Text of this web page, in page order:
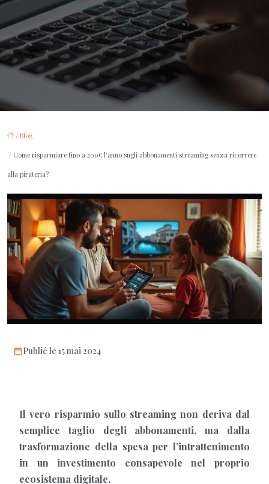
/ Blog
/ Come risparmiare fino a 200€ l’anno sugli abbonamenti streaming senza ricorrere
alla pirateria?
Publié le 15 mai 2024
Il vero risparmio sullo streaming non deriva dal
semplice taglio degli abbonamenti, ma dalla
trasformazione della spesa per l’intrattenimento
in un investimento consapevole nel proprio
ecosistema digitale.